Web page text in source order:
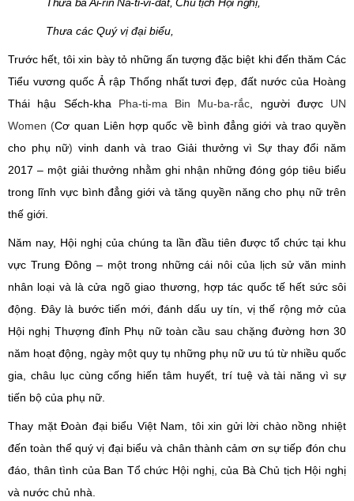
Thưa bà Ai-rin Na-ti-vi-đát, Chủ tịch Hội nghị,
Thưa các Quý vị đại biểu,
Trước hết, tôi xin bày tỏ những ấn tượng đặc biệt khiđến thămCác
Tiểu vương quốc Ả rập Thống nhất tươi đẹp, đất nước của Hoàng
Thái hậu Sếch-kha Pha-ti-ma Bin Mu-ba-rắc, người được UN
Women (Cơ quan Liên hợp quốc về bình đẳng giới và trao quyền
cho phụ nữ)vinh danh và trao Giải thưởng vì Sự thay đổi năm
2017 – một giải thưởng nhằm ghi nhận những đóng góp tiêu biểu
trong lĩnh vực bình đẳng giới và tăng quyền năng cho phụ nữ trên
thế giới.
Năm nay, Hội nghị của chúng ta lần đầu tiên được tổ chức tại khu
vực Trung Đông – một trong những cái nôi của lịch sử văn minh
nhân loại và là cửa ngõ giao thương, hợp tác quốc tế hết sức sôi
động. Đây là bước tiến mới,đánh dấu uy tín, vị thế rộng mở của
Hội nghị Thượng đỉnh Phụ nữ toàn cầu sau chặng đường hơn30
năm hoạt động, ngày một quy tụ những phụ nữ ưu tú từ nhiều quốc
gia, châu lục cùng cống hiến tâm huyết, trí tuệ và tài năng vì sự
tiến bộ của phụ nữ.
Thay mặt Đoàn đại biểu Việt Nam, tôi xin gửi lời chào nồng nhiệt
đến toàn thể quý vị đại biểu và chân thành cảm ơn sự tiếp đón chu
đáo, thân tình của Ban Tổ chức Hội nghị, của Bà Chủ tịch Hội nghị
và nước chủ nhà.